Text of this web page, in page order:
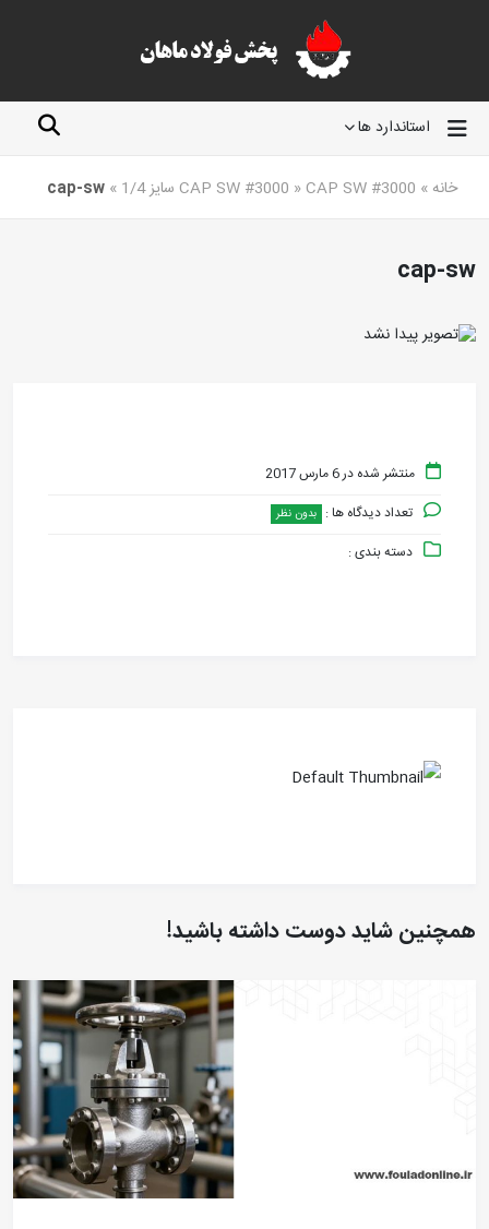
استاندارد ها
خانه »
CAP SW #3000 » CAP SW #3000 سایز 1/4 »
cap-sw
cap-sw
منتشر شده در 6 مارس 2017
تعداد دیدگاه ها : بدون نظر
دسته بندی :
همچنین شاید دوست داشته باشید!